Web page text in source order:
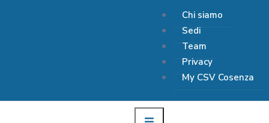
Chi siamo
Sedi
Team
Privacy
My CSV Cosenza